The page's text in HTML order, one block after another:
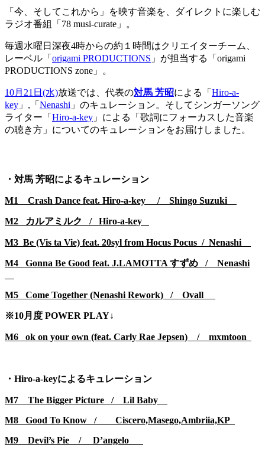
「今、そしてこれから」を映す音楽を、ダイレクトに楽しむ
ラジオ番組「78 musi-curate」。
毎週水曜日深夜4時からの約１時間はクリエイターチーム、
レーベル「 origami PRODUCTIONS 」が担当する「origami
PRODUCTIONS zone」。
10月21日(水)放送では、代表の対馬 芳昭による「 Hiro-a-
key 」,「 Nenashi 」のキュレーション。そしてシンガーソング
ライター「 Hiro-a-key 」による「歌詞にフォーカスした音楽
の聴き方」についてのキュレーションをお届けしました。
・対馬 芳昭によるキュレーション
M1 Crash Dance feat. Hiro-a-key / Shingo Suzuki
M2 カルアミルク / Hiro-a-key
M3 Be (Vis ta Vie) feat. 20syl from Hocus Pocus / Nenashi
M4 Gonna Be Good feat. J.LAMOTTA すずめ / Nenashi
M5 Come Together (Nenashi Rework) / Ovall
※10月度 POWER PLAY↓
M6 ok on your own (feat. Carly Rae Jepsen) / mxmtoon
・Hiro-a-keyによるキュレーション
M7 The Bigger Picture / Lil Baby
M8 Good To Know / Ciscero,Masego,Ambriia,KP
M9 Devil’s Pie / D’angelo